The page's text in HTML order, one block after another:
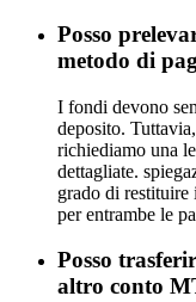
Posso
metodo di
I fondi devono
deposito.
richiediamo una
dettagliate.
grado di restituire
per entrambe le
Posso
altro conto